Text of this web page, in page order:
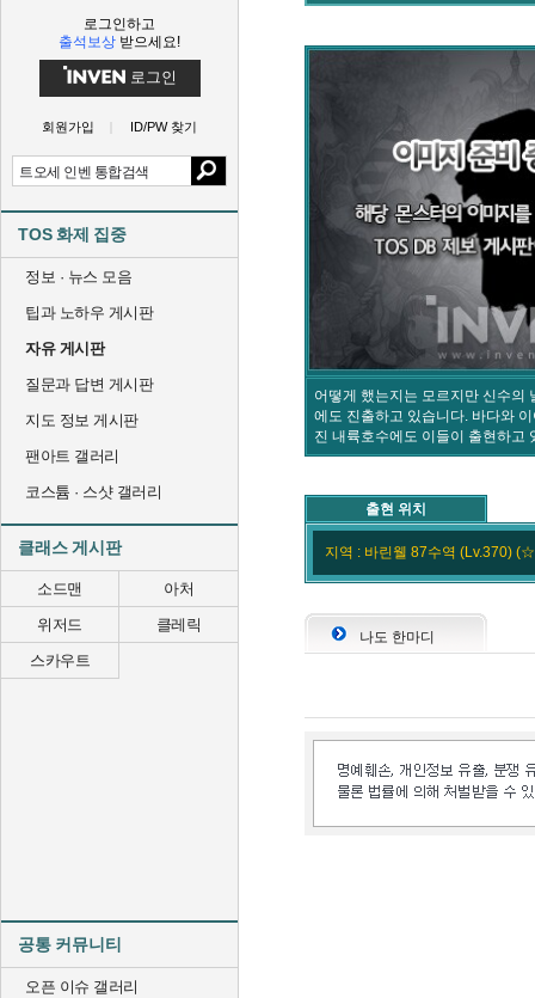
로그인하고
출석보상 받으세요!
로그인
회원가입 ID/PW 찾기
TOS 화제 집중
정보 · 뉴스 모음
팁과 노하우 게시판
자유 게시판
질문과 답변 게시판
지도 정보 게시판
팬아트 갤러리
코스튬 · 스샷 갤러리
클래스 게시판
소드맨
아처
위저드
클레릭
스카우트
공통 커뮤니티
오픈 이슈 갤러리
어떻게 했는지는 모르지만 신수의
에도 진출하고 있습니다. 바다와
진 내륙호수에도 이들이 출현하고
출현 위치
지역 : 바린웰 87수역 (Lv.370)
나도 한마디